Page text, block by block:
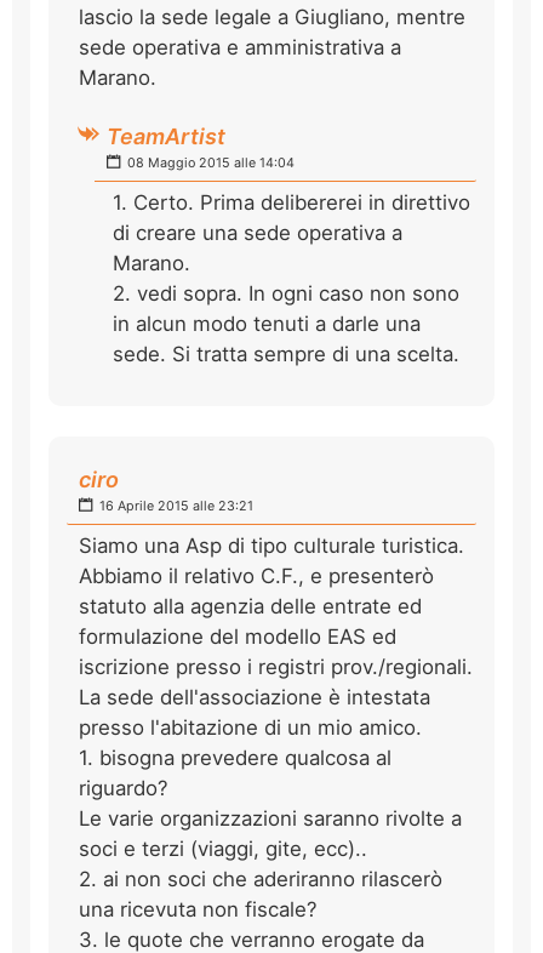
lascio la sede legale a Giugliano, mentre
sede operativa e amministrativa a
Marano.
TeamArtist
08 Maggio 2015 alle 14:04
1. Certo. Prima delibererei in direttivo
di creare una sede operativa a
Marano.
2. vedi sopra. In ogni caso non sono
in alcun modo tenuti a darle una
sede. Si tratta sempre di una scelta.
ciro
16 Aprile 2015 alle 23:21
Siamo una Asp di tipo culturale turistica.
Abbiamo il relativo C.F., e presenterò
statuto alla agenzia delle entrate ed
formulazione del modello EAS ed
iscrizione presso i registri prov./regionali.
La sede dell'associazione è intestata
presso l'abitazione di un mio amico.
1. bisogna prevedere qualcosa al
riguardo?
Le varie organizzazioni saranno rivolte a
soci e terzi (viaggi, gite, ecc)..
2. ai non soci che aderiranno rilascerò
una ricevuta non fiscale?
3. le quote che verranno erogate da